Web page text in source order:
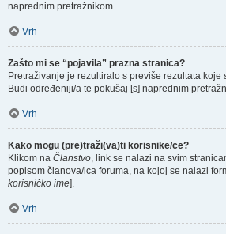
naprednim pretražnikom.
Vrh
Zašto mi se “pojavila” prazna stranica?
Pretraživanje je rezultiralo s previše rezultata
Budi određeniji/a te pokušaj [s] naprednim
Vrh
Kako mogu (pre)traži(va)ti korisnike/ce?
Klikom na Članstvo, link se nalazi na svim
popisom članova/ica foruma, na kojoj se nalazi
korisničko ime].
Vrh